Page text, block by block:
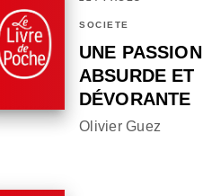
SOCIÉTÉ
UNE PASSION
ABSURDE ET
DÉVORANTE
Olivier Guez